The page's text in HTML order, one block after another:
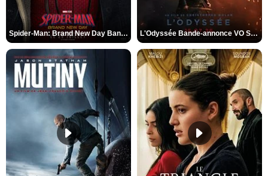
Spider-Man: Brand New Day Bande-annonce VO STFR L'Odyssée Bande-annonce VO STFR